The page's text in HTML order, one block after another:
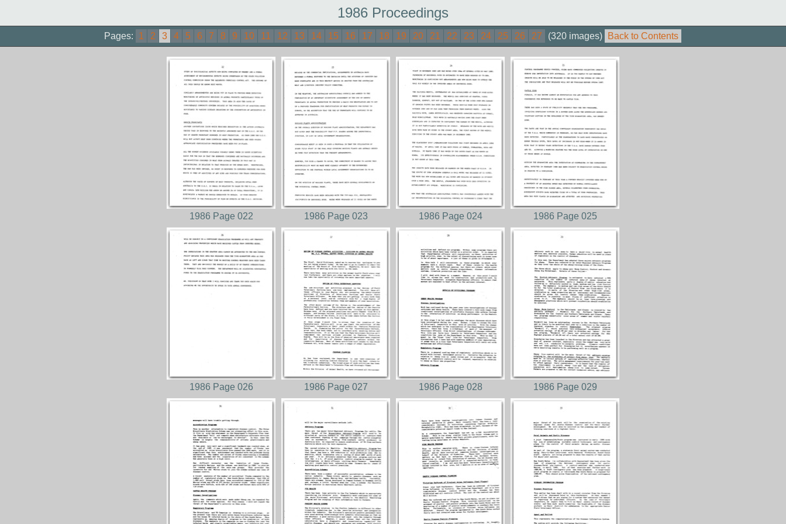
1986 Proceedings
Pages: 1 2 3 4 5 6 7 8 9 10 11 12 13 14 15 16 17 18 19 20 21 22 23 24 25 26 27 (320 images) Back to Contents
1986 Page 022 1986 Page 023 1986 Page 024 1986 Page 025
1986 Page 026 1986 Page 027 1986 Page 028 1986 Page 029